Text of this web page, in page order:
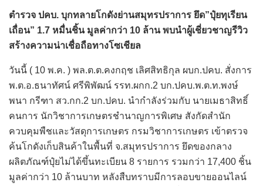
ตำรวจ ปคบ. บุกทลายโกดังย่านสมุทรปราการ ยึด”ปุ๋ยทุเรียน
เถื่อน” 1.7 หมื่นชิ้น มูลค่ากว่า 10 ล้าน พบนำผู้เชี่ยวชาญรีวิว
สร้างความน่าเชื่อถือทางโซเชียล
วันนี้ ( 10 พ.ค. ) พล.ต.ต.คงกฤช เลิศสิทธิกุล ผบก.ปคบ. สั่งการ
พ.ต.อ.ธนาทัศน์ ศรีพิพัฒน์ รรท.ผกก.2 บก.ปคบ.พ.ต.ท.พงษ์
พนา กรีฑา สว.กก.2 บก.ปคบ. นำกำลังร่วมกับ นายเมธาสิทธิ์
คนการ นักวิชาการเกษตรชำนาญการพิเศษ สังกัดสำนัก
ควบคุมพืชและวัสดุการเกษตร กรมวิชาการเกษตร เข้าตรวจ
ค้นโกดังเก็บสินค้าในพื้นที่ จ.สมุทรปราการ ยึดของกลาง
ผลิตภัณฑ์ปุ๋ยไม่ได้ขึ้นทะเบียน 8 รายการ รวมกว่า 17,400 ชิ้น
มูลค่ากว่า 10 ล้านบาท หลังสืบทราบมีการลอบขายออนไลน์